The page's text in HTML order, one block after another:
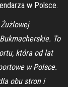
w Polsce.
To
która od lat
w Polsce.
obu stron i